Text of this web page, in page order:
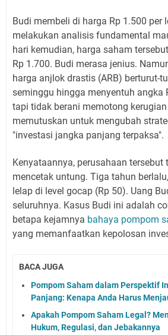
Budi membeli di harga Rp 1.500 per
melakukan analisis fundamental
hari kemudian, harga saham
Rp 1.700. Budi merasa jenius.
harga anjlok drastis (ARB) berturut-
seminggu hingga menyentuh angka
tapi tidak berani memotong
memutuskan untuk mengubah
"investasi jangka panjang terpaksa".
Kenyataannya, perusahaan tersebut
mencetak untung. Tiga tahun
lelap di level gocap (Rp 50). Uang
seluruhnya. Kasus Budi ini adalah
betapa kejamnya bahaya pompom
yang memanfaatkan kepolosan
BACA JUGA
Pompom Saham dalam Perspektif
Panjang: Kenapa Anda Harus
Apakah Pompom Saham Legal?
Hukum, Regulasi, dan Jebakannya